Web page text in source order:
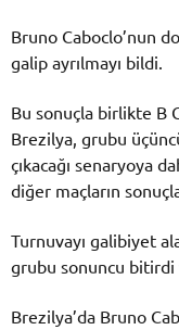
Bruno Caboclo’nun
galip ayrılmayı bildi.
Bu sonuçla birlikte B
Brezilya, grubu
çıkacağı senaryoya
diğer maçların
Turnuvayı galibiyet
grubu sonuncu bitirdi
Brezilya’da Bruno